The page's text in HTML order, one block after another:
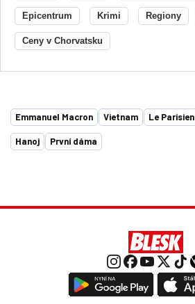
Epicentrum Krimi Regiony
Ceny v Chorvatsku
Emmanuel Macron Vietnam Le Parisien
Hanoj První dáma